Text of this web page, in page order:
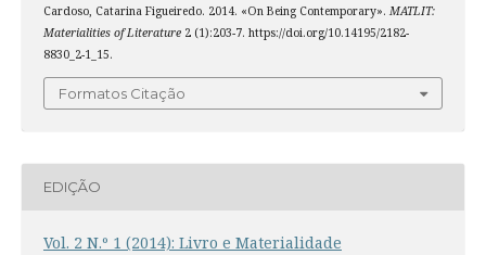
Cardoso, Catarina Figueiredo. 2014. «On Being Contemporary». MATLIT:
Materialities of Literature2 (1):203-7. https://doi.org/10.14195/2182-
8830_2-1_15.
Formatos Citação
EDIÇÃO
Vol. 2 N.º 1 (2014): Livro e Materialidade